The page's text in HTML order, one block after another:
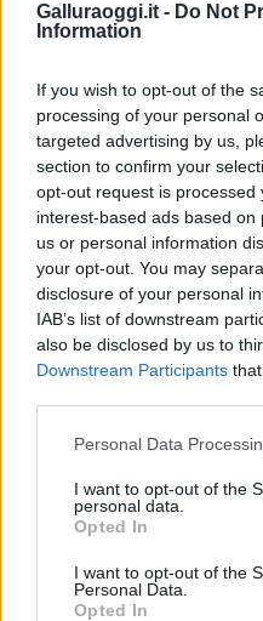
Galluraoggi.it - Do Not
Information
If you wish to opt-out of the
processing of your personal
targeted advertising by us,
section to confirm your
opt-out request is processed
interest-based ads based
us or personal information
your opt-out. You may
disclosure of your personal
IAB’s list of downstream
also be disclosed by us to
Downstream Participants
Please note that this
not limited to your visit or
grant or deny consent to
use your data for below
consent section.
Personal Data
I want to opt-out of the
personal data.
Opted In
I want to opt-out of the
Personal Data.
Opted In
F
a
ce
b
o
o
k
T
w
it
te
r
Pi
n
te
re
st
h
s
A
p
p
NOTIZIE RECENTI
La Maddalena,
center di Tegge
Esce di strada